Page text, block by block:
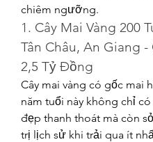
chiêm ngưỡng.
1. Cây Mai Vàng 200
Tân Châu, An Giang -
2,5 Tỷ Đồng
Cây mai vàng có gốc mai
năm tuổi này không chỉ
đẹp thanh thoát mà còn
trị lịch sử khi trải qua ít